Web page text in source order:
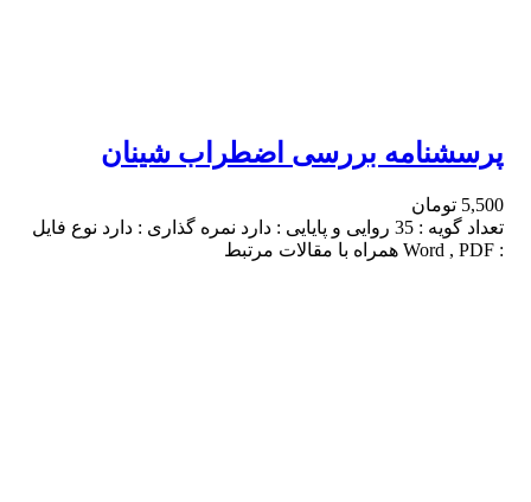
پرسشنامه بررسی اضطراب شینان
5,500 تومان
تعداد گویه : 35 روایی و پایایی : دارد نمره گذاری : دارد نوع فایل
: Word , PDF همراه با مقالات مرتبط